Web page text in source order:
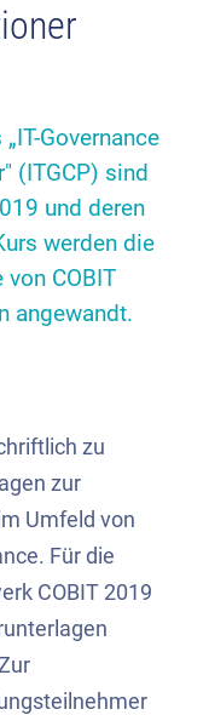
Governance
(ITGCP) sind
und deren
werden die
COBIT
angewandt.
zu
zur
Umfeld von
Für die
COBIT 2019